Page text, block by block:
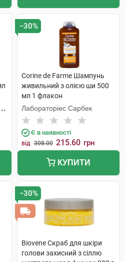
−30%
Corine de Farme Шампунь
живильний з олією ши 500
мл 1 флакон
Лабораторіес Сарбек
Є в наявності
від 308.00 215.60 грн
КУПИТИ
−30%
Biovene Скраб для шкіри
голови захисний з сіллю